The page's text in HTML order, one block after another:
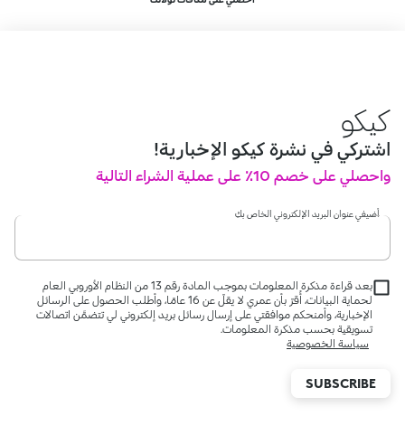
كيكو
اشتركي في نشرة كيكو الإخبارية!
واحصلي على خصم 10٪ على عملية الشراء التالية
أضيفي عنوان البريد الإلكتروني الخاص بكِ
بعد قراءة مذكرة المعلومات بموجب المادة رقم 13 من النظام الأوروبي العام
لحماية البيانات، أُقرّ بأن عمري لا يقلّ عن 16 عامًا، وأطلب الحصول على الرسائل
الإخبارية، وأمنحكم موافقتي على إرسال رسائل بريد إلكتروني لي تتضمَّن اتصالات
تسويقية بحسب مذكرة المعلومات.
سياسة الخصوصية
SUBSCRIBE